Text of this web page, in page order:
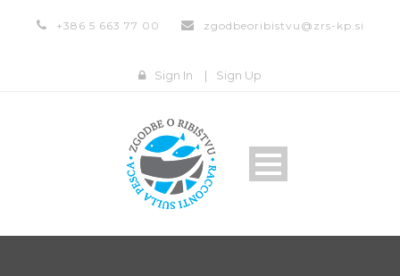
+386 5 663 77 00 zgodbeoribistvu@zrs-kp.si
Sign In | Sign Up